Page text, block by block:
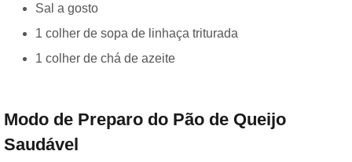
Sal a gosto
1 colher de sopa de linhaça triturada
1 colher de chá de azeite
Modo de Preparo do Pão de Queijo
Saudável